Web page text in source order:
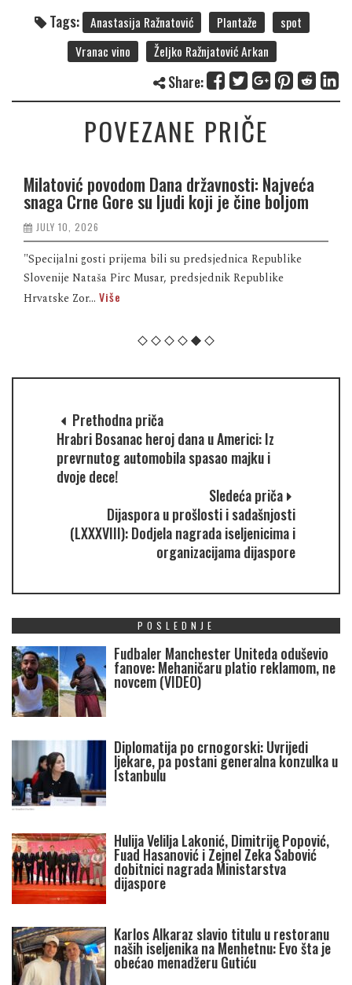
Tags: Anastasija Ražnatović Plantaže
spot
Vranac vino
Željko Ražnjatović Arkan
Share:
POVEZANE PRIČE
Milatović povodom Dana državnosti: Najveća
snaga Crne Gore su ljudi koji je čine boljom
JULY 10, 2026
"Specijalni gosti prijema bili su predsjednica Republike
Slovenije Nataša Pirc Musar, predsjednik Republike
Hrvatske Zor... Više
Prethodna priča
Hrabri Bosanac heroj dana u Americi: Iz
prevrnutog automobila spasao majku i
dvoje dece!
Sledeća priča
Dijaspora u prošlosti i sadašnjosti
(LXXXVIII): Dodjela nagrada iseljenicima i
organizacijama dijaspore
POSLEDNJE
Fudbaler Manchester Uniteda oduševio
fanove: Mehaničaru platio reklamom, ne
novcem (VIDEO)
Diplomatija po crnogorski: Uvrijedi
ljekare, pa postani generalna konzulka u
Istanbulu
Hulija Velilja Lakonić, Dimitrije Popović,
Fuad Hasanović i Zejnel Zeka Šabović
dobitnici nagrada Ministarstva
dijaspore
Karlos Alkaraz slavio titulu u restoranu
naših iseljenika na Menhetnu: Evo šta je
obećao menadžeru Gutiću